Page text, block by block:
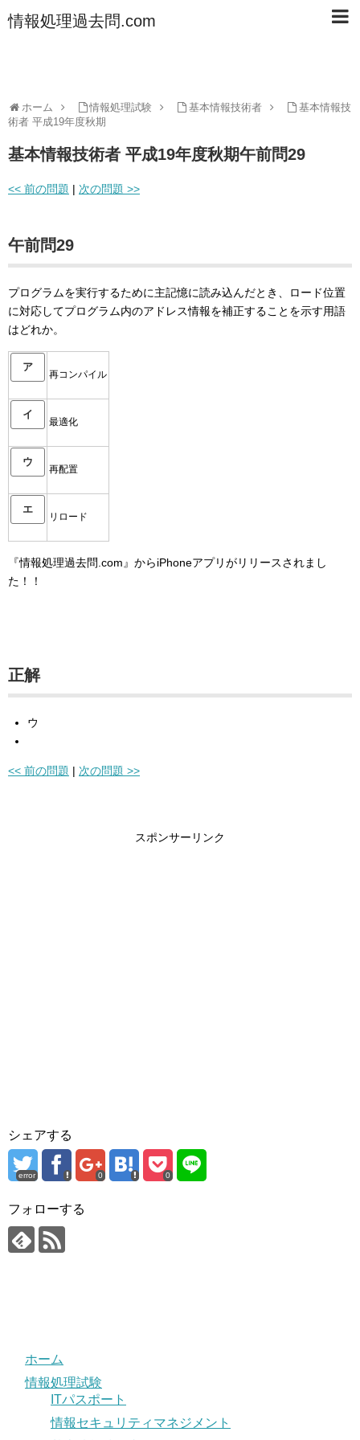
情報処理過去問.com
ホーム 情報処理試験 基本情報技術者
基本情報技
術者 平成19年度秋期
基本情報技術者 平成19年度秋期午前問29
<< 前の問題 | 次の問題 >>
午前問29
プログラムを実行するために主記憶に読み込んだとき、ロード位置
に対応してプログラム内のアドレス情報を補正することを示す用語
はどれか。
ア
再コンパイル
イ
最適化
ウ
再配置
エ
リロード
『情報処理過去問.com』からiPhoneアプリがリリースされまし
た！！
正解
ウ
<< 前の問題 | 次の問題 >>
スポンサーリンク
シェアする
error 0 0
フォローする
ホーム
情報処理試験
ITパスポート
情報セキュリティマネジメント